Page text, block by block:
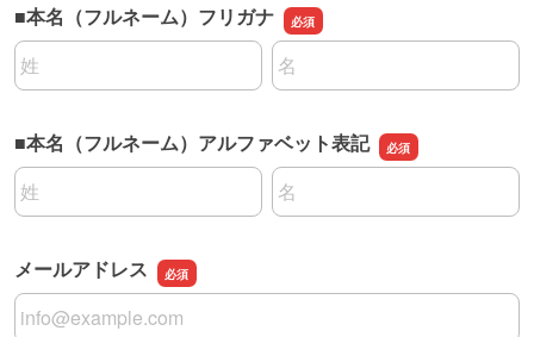
■本名（フルネーム）フリガナ
名前の姓
名前の名
■本名（フルネーム）アルファベット表記
名前の姓
名前の名
メールアドレス
メールアドレス